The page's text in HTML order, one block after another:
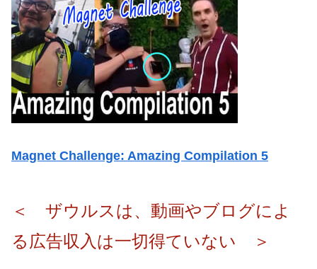
Magnet Challenge: Amazing Compilation 5
＜ ザウルスは、動画やブログによ
る広告収入は一切得ていない ＞